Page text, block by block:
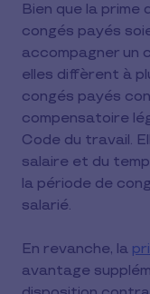
Bien que la prime
congés payés
accompagner un
elles diffèrent à
congés payés
compensatoire
Code du travail.
salaire et du
la période de
salarié.
En revanche, la
avantage